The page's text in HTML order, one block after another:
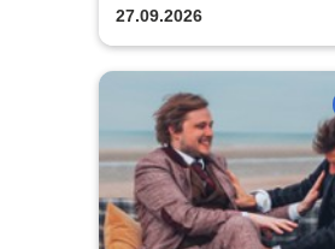
27.09.2026